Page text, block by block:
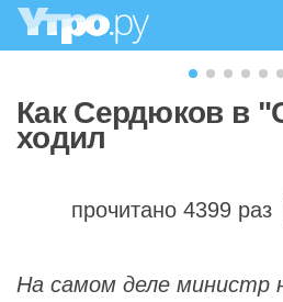
Как Сердюков в
ходил
прочитано 4399 раз
На самом деле министр